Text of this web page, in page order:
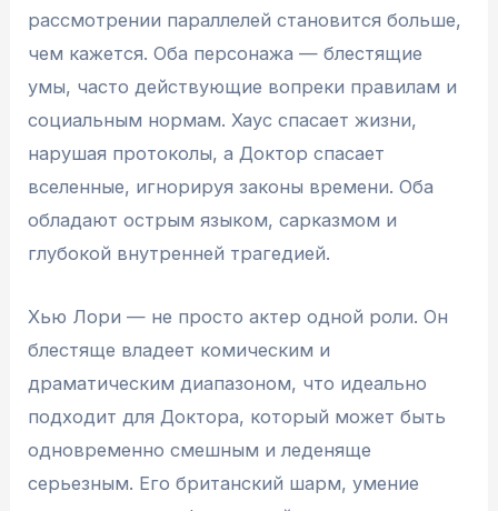
рассмотрении параллелей становится больше,
чем кажется. Оба персонажа — блестящие
умы, часто действующие вопреки правилам и
социальным нормам. Хаус спасает жизни,
нарушая протоколы, а Доктор спасает
вселенные, игнорируя законы времени. Оба
обладают острым языком, сарказмом и
глубокой внутренней трагедией.
Хью Лори — не просто актер одной роли. Он
блестяще владеет комическим и
драматическим диапазоном, что идеально
подходит для Доктора, который может быть
одновременно смешным и леденяще
серьезным. Его британский шарм, умение